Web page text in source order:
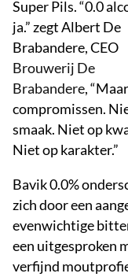
Super Pils. “0.0
ja.” zegt Albert De
Brabandere, CEO
Brouwerij De
Brabandere,
compromissen.
smaak. Niet op
Niet op karakter.”
Bavik 0.0%
zich door een
evenwichtige
een uitgesproken
verfijnd